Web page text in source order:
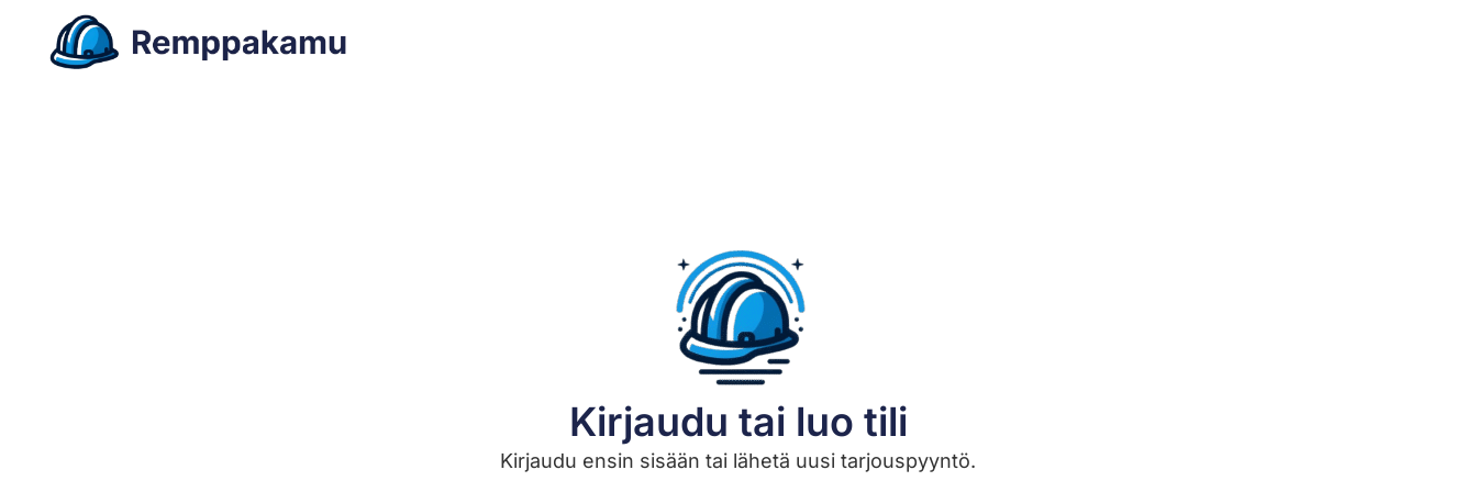
Kirjaudu tai luo tili
Kirjaudu ensin sisään tai lähetä uusi tarjouspyyntö.